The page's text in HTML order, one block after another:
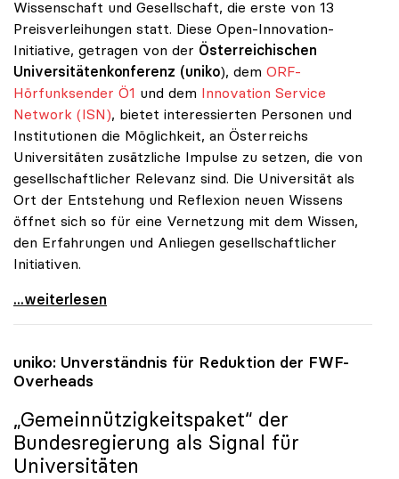
Wissenschaft und Gesellschaft, die erste von 13
Preisverleihungen statt. Diese Open-Innovation-
Initiative, getragen von der Österreichischen
Universitätenkonferenz (uniko), dem ORF-
Hörfunksender Ö1 und dem Innovation Service
Network (ISN), bietet interessierten Personen und
Institutionen die Möglichkeit, an Österreichs
Universitäten zusätzliche Impulse zu setzen, die von
gesellschaftlicher Relevanz sind. Die Universität als
Ort der Entstehung und Reflexion neuen Wissens
öffnet sich so für eine Vernetzung mit dem Wissen,
den Erfahrungen und Anliegen gesellschaftlicher
Initiativen.
Erste Preisverleihung zu uniko-Projekt
...weiterlesen
uniko: Unverständnis für Reduktion der FWF-
Overheads
„Gemeinnützigkeitspaket“ der
Bundesregierung als Signal für
Universitäten